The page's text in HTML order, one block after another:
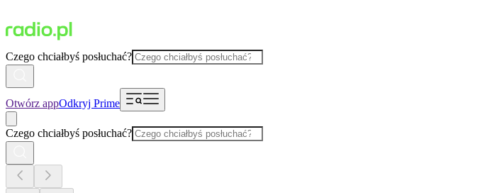
Czego chciałbyś posłuchać?
Otwórz appOdkryj Prime
Czego chciałbyś posłuchać?